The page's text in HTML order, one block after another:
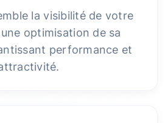
la visibilité de votre
optimisation de sa
performance et